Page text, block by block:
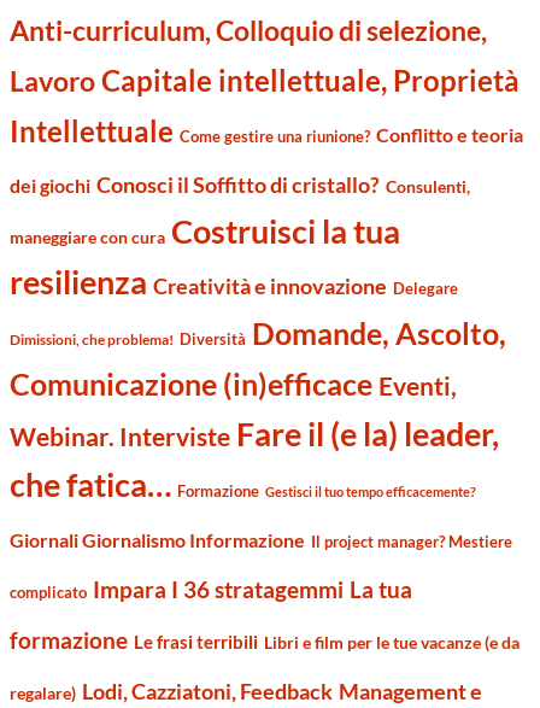
Anti-curriculum, Colloquio di selezione,
LavoroCapitale intellettuale, Proprietà
Intellettuale Come gestire una riunione? Conflitto e teoria
dei giochi Conosci il Soffitto di cristallo? Consulenti,
maneggiare con cura Costruisci la tua
resilienza Creatività e innovazione Delegare
Dimissioni, che problema! Diversità Domande, Ascolto,
Comunicazione (in)efficace Eventi,
Webinar. Interviste Fare il (e la) leader,
che fatica… Formazione Gestisci il tuo tempo efficacemente?
Giornali Giornalismo Informazione Il project manager? Mestiere
complicato Impara I 36 stratagemmi La tua
formazione Le frasi terribili Libri e film per le tue vacanze (e da
regalare) Lodi, Cazziatoni, Feedback Management e